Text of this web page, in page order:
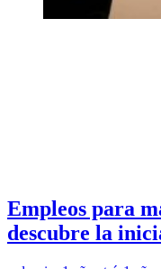
Empleos para
descubre la